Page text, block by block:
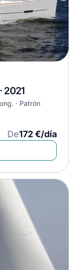
2021
Patrón
De172 €/día